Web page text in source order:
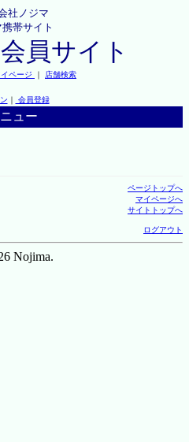
社ノジマ
携帯サイト
員サイト
ページ ｜ 店舗検索
｜ 会員登録
ュー
ページトップへ
マイページへ
サイトトップへ
ログアウト
Nojima.